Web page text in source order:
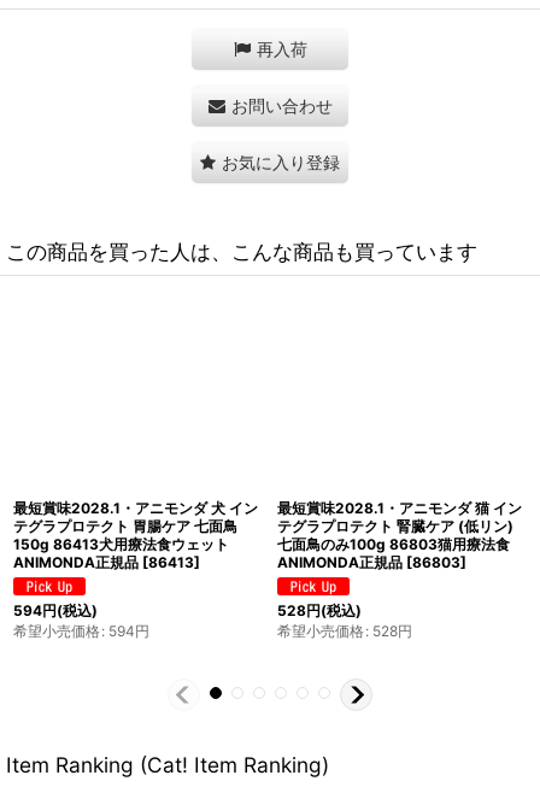
再入荷
お問い合わせ
お気に入り登録
この商品を買った人は、こんな商品も買っています
最短賞味2027.7・アニモンダ 猫 イン
テグラプロテクト 腎臓ケア (低リン)
牛100g 86802猫用療法食
ANIMONDA正規品 [86802]
528円(税込)
希望小売価格: 528円
最短賞味2027.9・アニモンダ 猫 イン
テグラプロテクト 腎臓ケア (低リン)
カモ100g 86616猫用療法食
ANIMONDA正規品 [86616]
528円(税込)
希望小売価格: 528円
Item Ranking (Cat! Item Ranking)